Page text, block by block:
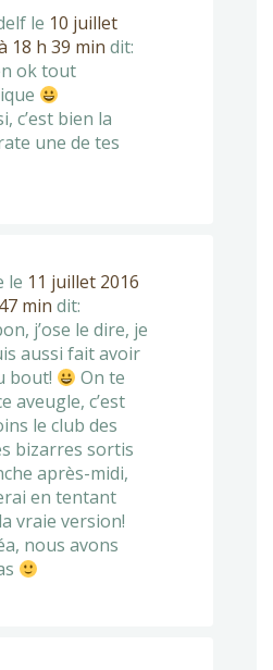
le 10 juillet
18 h 39 min dit:
ok tout
c’est bien la
une de tes
le 11 juillet 2016
min dit:
j’ose le dire, je
aussi fait avoir
bout!
On te
aveugle, c’est
le club des
bizarres sortis
après-midi,
en tentant
vraie version!
nous avons